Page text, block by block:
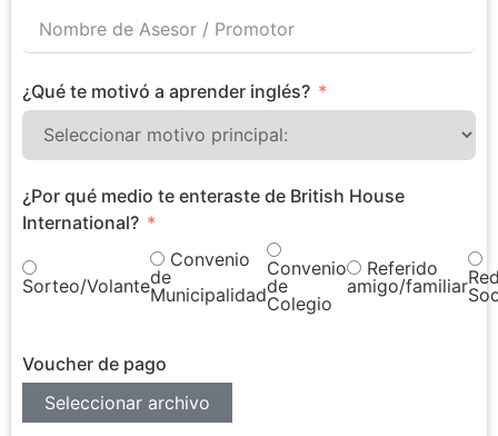
¿Qué te motivó a aprender inglés?
¿Por qué medio te enteraste de British House
International?
Sorteo/Volante
Convenio
de
Municipalidad
Convenio
de
Colegio
Referido
amigo/familiar
Voucher de pago
Seleccionar archivo